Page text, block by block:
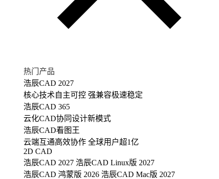
热门产品
浩辰CAD 2027
核心技术自主可控 强兼容极速稳定
浩辰CAD 365
云化CAD协同设计新模式
浩辰CAD看图王
云端互通高效协作 全球用户超1亿
2D CAD
浩辰CAD 2027 浩辰CAD Linux版 2027
浩辰CAD 鸿蒙版 2026 浩辰CAD Mac版 2027